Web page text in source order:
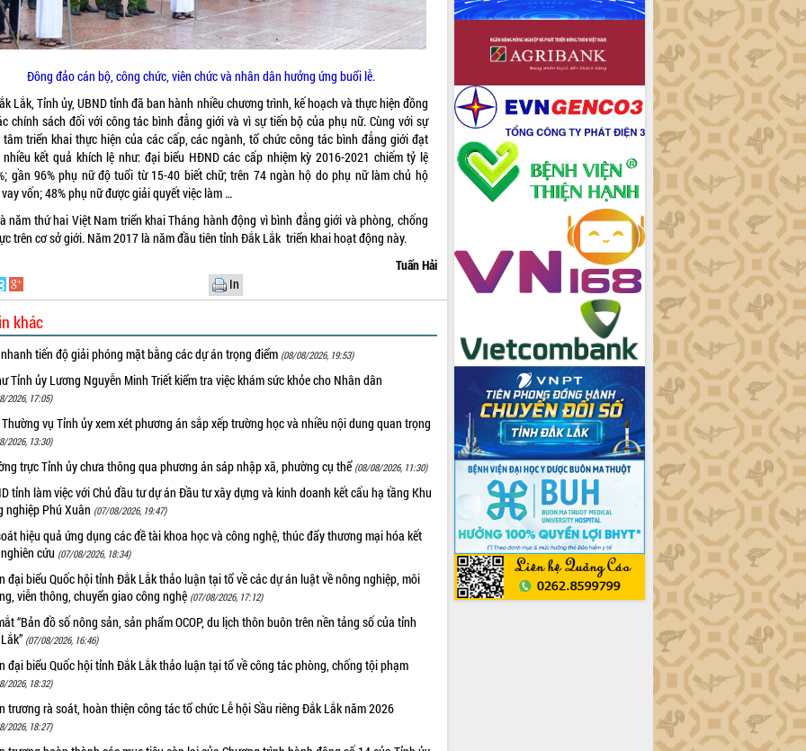
Đông đảo cán bộ, công chức, viên chức và nhân dân hưởng ứng buổi lễ.
Lắk, Tỉnh ủy, UBND tỉnh đã ban hành nhiều chương trình, kế hoạch và thực hiện đồng
chính sách đối với công tác bình đẳng giới và vì sự tiến bộ của phụ nữ. Cùng với sự
tâm triển khai thực hiện của các cấp, các ngành, tổ chức công tác bình đẳng giới đạt
nhiều kết quả khích lệ như: đại biểu HĐND các cấp nhiệm kỳ 2016-2021 chiếm tỷ lệ
gần 96% phụ nữ độ tuổi từ 15-40 biết chữ; trên 74 ngàn hộ do phụ nữ làm chủ hộ
vốn; 48% phụ nữ được giải quyết việc làm …
năm thứ hai Việt Nam triển khai Tháng hành động vì bình đẳng giới và phòng, chống
trên cơ sở giới. Năm 2017 là năm đầu tiên tỉnh Đắk Lắk triển khai hoạt động này.
Tuấn Hải
In
khác
tiến độ giải phóng mặt bằng các dự án trọng điểm (08/08/2026, 19:53)
Tỉnh ủy Lương Nguyễn Minh Triết kiểm tra việc khám sức khỏe cho Nhân dân
2026, 17:05)
vụ Tỉnh ủy xem xét phương án sắp xếp trường học và nhiều nội dung quan trọng
2026, 13:30)
trực Tỉnh ủy chưa thông qua phương án sáp nhập xã, phường cụ thể (08/08/2026, 11:30)
tỉnh làm việc với Chủ đầu tư dự án Đầu tư xây dựng và kinh doanh kết cấu hạ tầng Khu
nghiệp Phú Xuân (07/08/2026, 19:47)
hiệu quả ứng dụng các đề tài khoa học và công nghệ, thúc đẩy thương mại hóa kết
cứu (07/08/2026, 18:34)
đại biểu Quốc hội tỉnh Đắk Lắk thảo luận tại tổ về các dự án luật về nông nghiệp, môi
viễn thông, chuyển giao công nghệ (07/08/2026, 17:12)
“Bản đồ số nông sản, sản phẩm OCOP, du lịch thôn buôn trên nền tảng số của tỉnh
(07/08/2026, 16:46)
đại biểu Quốc hội tỉnh Đắk Lắk thảo luận tại tổ về công tác phòng, chống tội phạm
2026, 18:32)
trương rà soát, hoàn thiện công tác tổ chức Lễ hội Sầu riêng Đắk Lắk năm 2026
2026, 18:27)